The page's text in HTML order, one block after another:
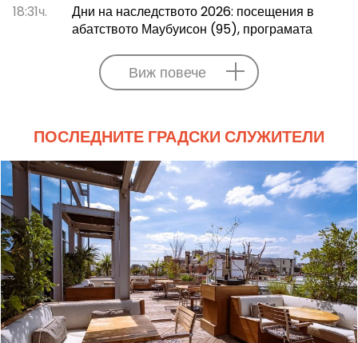
18:31ч.
Дни на наследството 2026: посещения в
абатството Маубуисон (95), програмата
Виж повече
ПОСЛЕДНИТЕ ГРАДСКИ СЛУЖИТЕЛИ